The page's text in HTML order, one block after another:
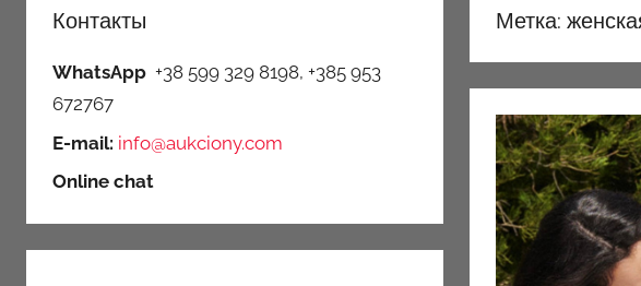
Метка:
Контакты
WhatsApp +38 599 329 8198, +385 953
672767
E-mail: info@aukciony.com
Online chat